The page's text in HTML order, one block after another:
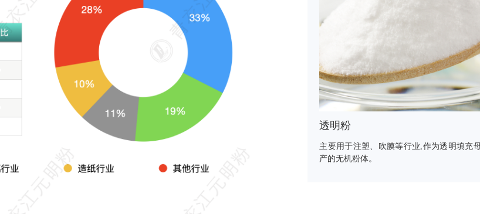
透明粉
主要用于注塑、吹膜等行业,作为透明填充
产的无机粉体。